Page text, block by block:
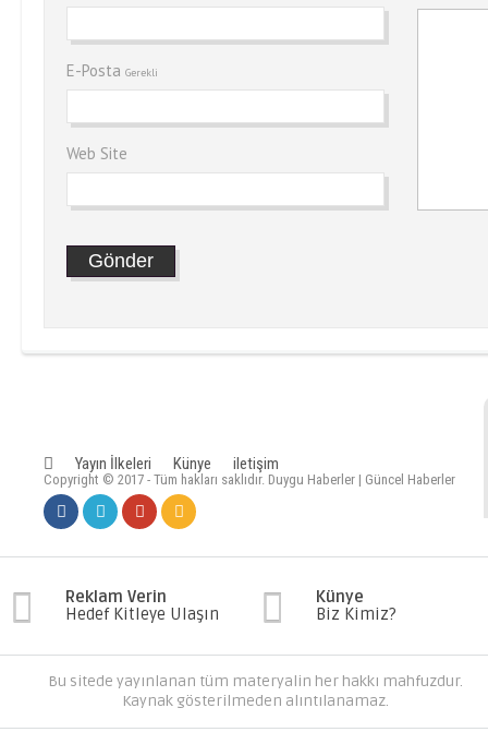
E-Posta Gerekli
Web Site
Yayın İlkeleri Künye iletişim
Copyright © 2017 - Tüm hakları saklıdır. Duygu Haberler | Güncel Haberler
Reklam Verin
Hedef Kitleye Ulaşın
Künye
Biz Kimiz?
Bu sitede yayınlanan tüm materyalin her hakkı mahfuzdur.
Kaynak gösterilmeden alıntılanamaz.